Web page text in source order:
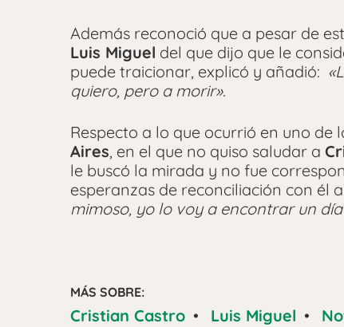
Además reconoció que a pesar de
Luis Miguel del que dijo que le
puede traicionar, explicó y añadió:
quiero, pero a morir».
Respecto a lo que ocurrió en uno de
Aires, en el que no quiso saludar a
le buscó la mirada y no fue
esperanzas de reconciliación con él
mimoso, yo lo voy a encontrar un
MÁS SOBRE:
Cristian Castro • Luis Miguel •